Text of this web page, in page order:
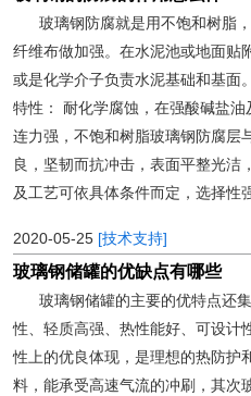
玻璃钢防腐就是用不饱和树脂
纤维布做加强。在水泥池或地面贴
或是化学介子负责水泥基础和基面
特性： 耐化学腐蚀，在强酸碱盐
连力强，不饱和树脂玻璃钢防腐层
良，坚韧而抗冲击，表面平整光洁
及工艺可依具体条件而定，选择性
2020-05-25 [技术支持]
玻璃钢储罐的优缺点有哪些
玻璃钢储罐的主要的优特点还
性、轻质高强、热性能好、可设计
性上的优良体现，是理想的热防护
料，能承受高速气流的冲刷，其次